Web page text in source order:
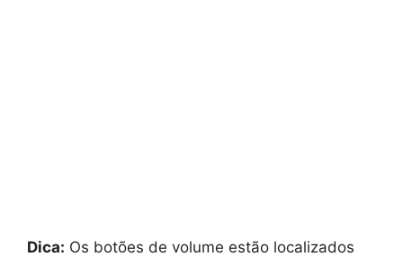
Dica: Os botões de volume estão localizados